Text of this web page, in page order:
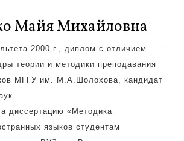
Майя Михайловна
2000 г., диплом с отличием. —
теории и методики преподавания
МГГУ им. М.А.Шолохова, кандидат
диссертацию «Методика
языков студентам